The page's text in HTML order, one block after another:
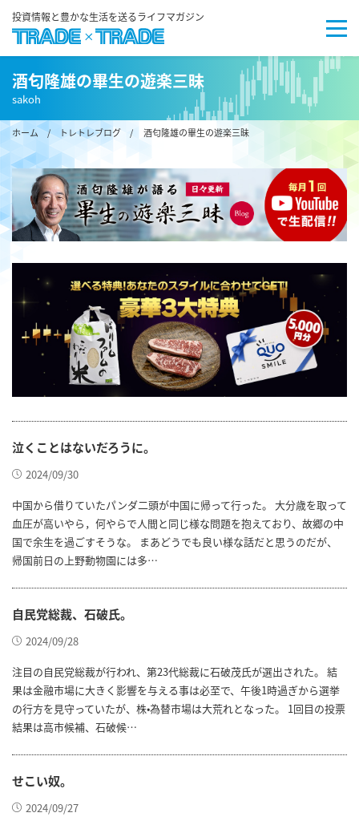
投資情報と豊かな生活を送るライフマガジン
酒匂隆雄の畢生の遊楽三昧
sakoh
ホーム/ トレトレブログ / 酒匂隆雄の畢生の遊楽三昧
泣くことはないだろうに。
2024/09/30
中国から借りていたパンダ二頭が中国に帰って行った。 大分歳を取って
血圧が高いやら，何やらで人間と同じ様な問題を抱えており、故郷の中
国で余生を過ごすそうな。 まあどうでも良い様な話だと思うのだが、
帰国前日の上野動物園には多…
自民党総裁、石破氏。
2024/09/28
注目の自民党総裁が行われ、第23代総裁に石破茂氏が選出された。 結
果は金融市場に大きく影響を与える事は必至で、午後1時過ぎから選挙
の行方を見守っていたが、株•為替市場は大荒れとなった。 1回目の投票
結果は高市候補、石破候…
せこい奴。
2024/09/27